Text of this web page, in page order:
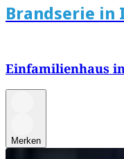
Brandserie in
Einfamilienhaus
Merken